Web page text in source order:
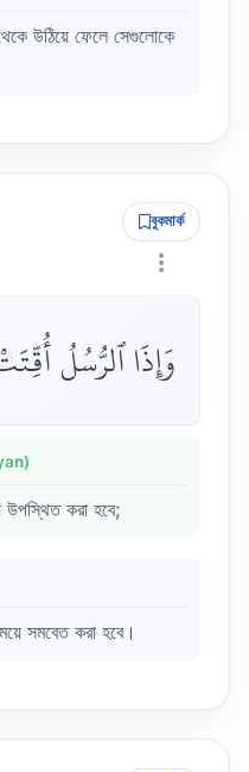
উঠিয়ে ফেলে সেগুলোকে
বুকমার্ক
وَإِذَا ٱلرُّسُلُ
উপস্থিত করা হবে;
সমবেত করা হবে।